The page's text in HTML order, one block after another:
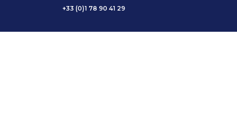
+33 (0)1 78 90 41 29